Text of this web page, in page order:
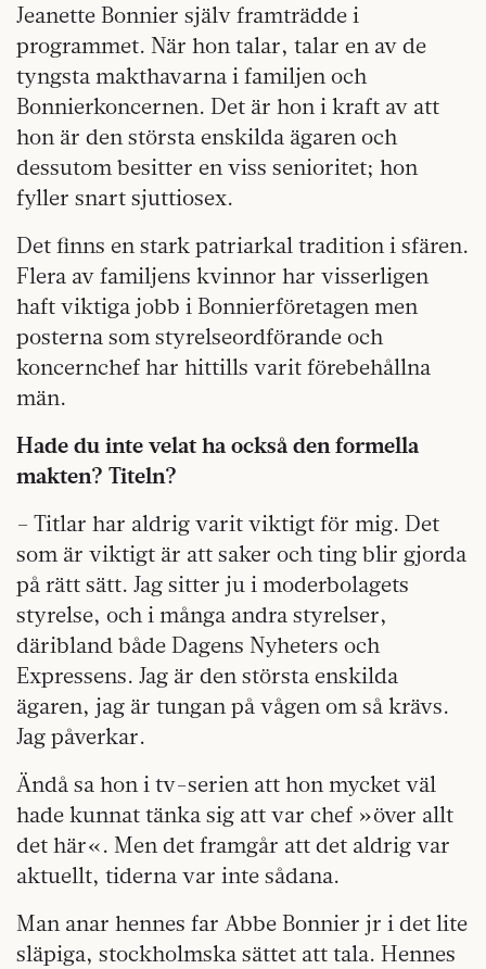
Jeanette Bonnier själv framträdde i
programmet. När hon talar, talar en av de
tyngsta makthavarna i familjen och
Bonnierkoncernen. Det är hon i kraft av att
hon är den största enskilda ägaren och
dessutom besitter en viss senioritet; hon
fyller snart sjuttiosex.
Det finns en stark patriarkal tradition i sfären.
Flera av familjens kvinnor har visserligen
haft viktiga jobb i Bonnierföre­tagen men
posterna som styrelseordförande och
koncernchef har hittills varit förebehållna
män.
Hade du inte velat ha också den formella
makten? Titeln?
– Titlar har aldrig varit viktigt för mig. Det
som är viktigt är att saker och ting blir gjorda
på rätt sätt. Jag sitter ju i moder­bolagets
styrelse, och i många andra styrelser,
däribland både Dagens Nyheters och
Expressens. Jag är den största enskilda
ägaren, jag är tungan på vågen om så krävs.
Jag påverkar.
Ändå sa hon i tv-serien att hon mycket väl
hade kunnat tänka sig att var chef »över allt
det här«. Men det framgår att det aldrig var
aktuellt, tiderna var inte sådana.
Man anar hennes far Abbe Bonnier jr i det lite
släpiga, stockholmska sättet att tala. Hennes